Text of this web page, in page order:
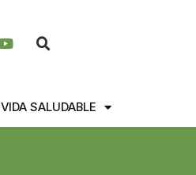
VIDA SALUDABLE